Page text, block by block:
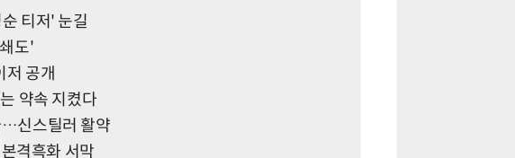
티저' 눈길
도'
공개
약속 지켰다
…신스틸러 활약
격흑화 서막